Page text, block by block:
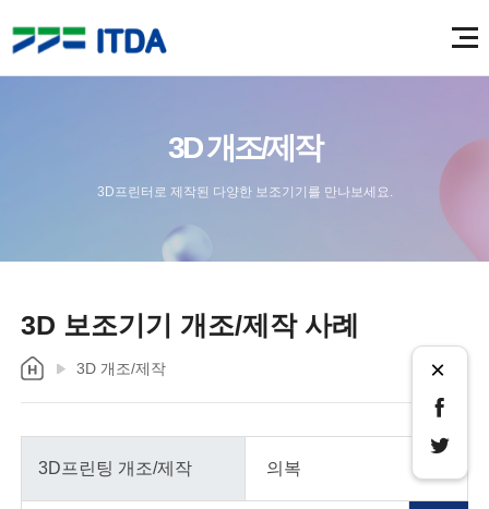
3D 개조/제작
3D프린터로 제작된 다양한 보조기기를 만나보세요.
3D 보조기기 개조/제작 사례
3D 개조/제작 ×